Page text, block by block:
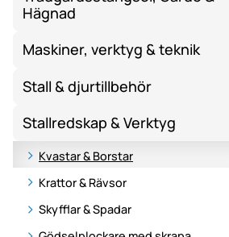
Hägnad
Maskiner, verktyg & teknik
Stall & djurtillbehör
Stallredskap & Verktyg
Kvastar & Borstar
Krattor & Rävsor
Skyfflar & Spadar